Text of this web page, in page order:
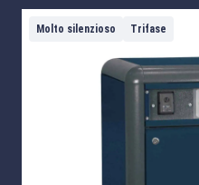
Molto silenzioso Trifase